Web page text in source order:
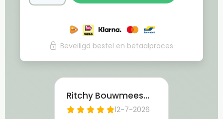
Beveiligd bestel en betaalproces